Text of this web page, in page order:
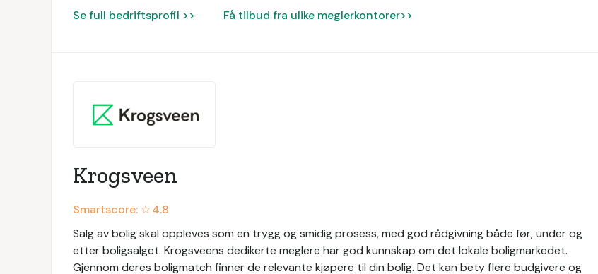
Se full bedriftsprofil >> Få tilbud fra ulike meglerkontorer>>
Krogsveen
Smartscore: ☆4.8
Salg av bolig skal oppleves som en trygg og smidig prosess, med god rådgivning både før, under og
etter boligsalget. Krogsveens dedikerte meglere har god kunnskap om det lokale boligmarkedet.
Gjennom deres boligmatch finner de relevante kjøpere til din bolig. Det kan bety flere budgivere og